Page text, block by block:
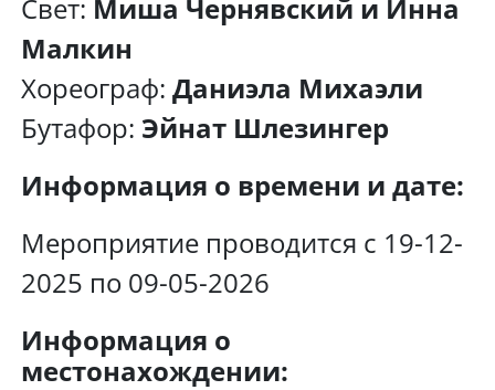
Свет: Миша Чернявский и Инна
Малкин
Хореограф: Даниэла Михаэли
Бутафор: Эйнат Шлезингер
Информация о времени и дате:
Мероприятие проводится с 19-12-
2025 по 09-05-2026
Информация о
местонахождении: